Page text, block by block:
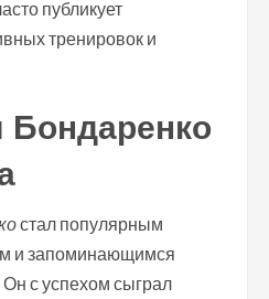
публикует
тренировок и
Бондаренко
стал популярным
и запоминающимся
Он с успехом сыграл